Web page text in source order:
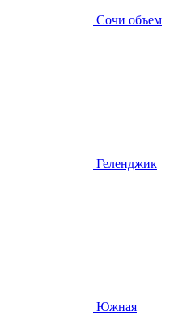
Сочи объем
Геленджик
Южная